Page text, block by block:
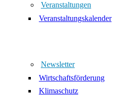
Veranstaltungen
Veranstaltungskalender
Newsletter
Wirtschaftsförderung
Klimaschutz